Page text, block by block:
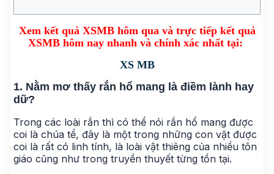
Xem kết quả XSMB hôm qua và trực tiếp kết quả
XSMB hôm nay nhanh và chính xác nhất tại:
XS MB
1. Nằm mơ thấy rắn hổ mang là điềm lành hay
dữ?
Trong các loài rắn thì có thể nói rắn hổ mang được
coi là chúa tể, đây là một trong những con vật được
coi là rất có linh tính, là loài vật thiêng của nhiều tôn
giáo cũng như trong truyền thuyết từng tồn tại.